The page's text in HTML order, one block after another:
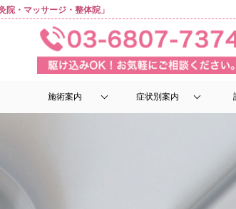
・マッサージ・整体院」
施術案内 症状別案内